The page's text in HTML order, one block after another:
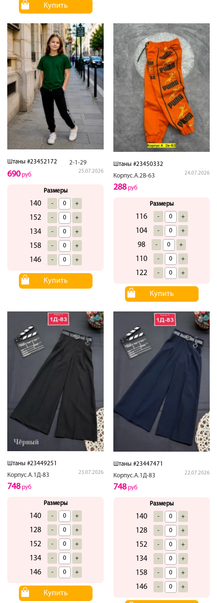
Купить
Штаны #23452172 2-1-29
25.07.2026
690руб
Размеры
140 - +
152 - +
134 - +
158 - +
146 - +
Купить
Штаны #23450332
Корпус.А.2В-63
24.07.2026
288руб
Размеры
116 - +
104 - +
98 - +
110 - +
122 - +
Купить
Штаны #23449251
Корпус.А.1Д-83
23.07.2026
748руб
Размеры
140 - +
128 - +
152 - +
134 - +
146 - +
Купить
Штаны #23447471
Корпус.А.1Д-83
22.07.2026
748руб
Размеры
140 - +
128 - +
152 - +
134 - +
158 - +
146 - +